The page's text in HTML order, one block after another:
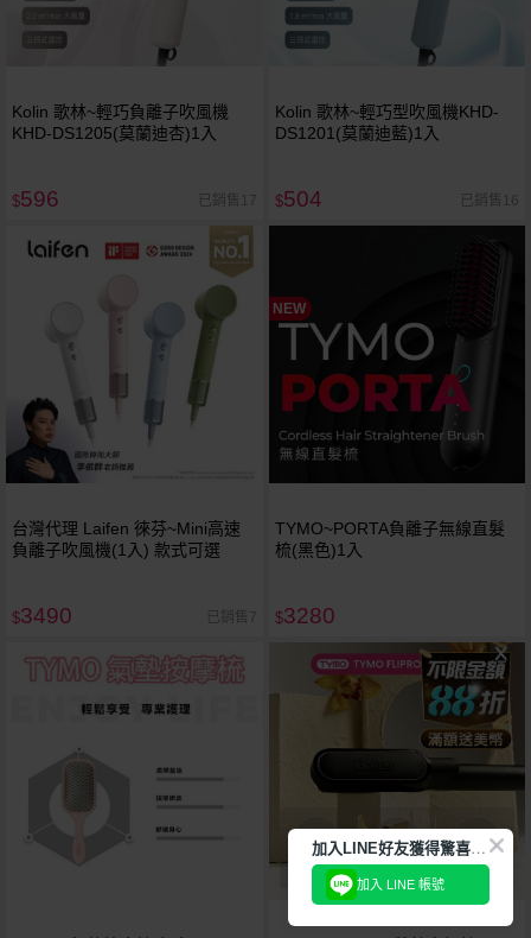
Kolin 歌林~輕巧負離子吹風機
KHD-DS1205(莫蘭迪杏)1入
$596 已銷售17
Kolin 歌林~輕巧型吹風機KHD-
DS1201(莫蘭迪藍)1入
$504 已銷售16
台灣代理 Laifen 徠芬~Mini高速
負離子吹風機(1入) 款式可選
$3490 已銷售7
NEW
TYMO~PORTA負離子無線直髮
梳(黑色)1入
$3280
加
入LINE好友獲得驚喜折扣!
加入 LINE 帳號